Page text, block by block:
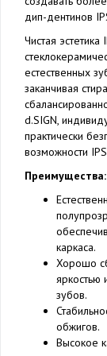
дип-дентинов
Чистая
естественных
заканчивая
d.SIGN,
практически
возможности
Преимущества:
каркаса.
Хорошо
яркостью
зубов.
обжигов.
Высокое